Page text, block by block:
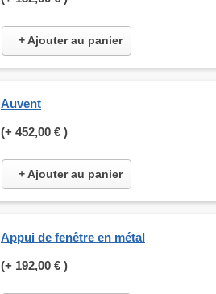
+ Ajouter au panier
Auvent
(+ 452,00 € )
+ Ajouter au panier
Appui de fenêtre en métal
(+ 192,00 € )